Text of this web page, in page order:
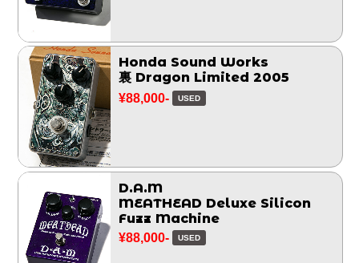
Honda Sound Works
裏 Dragon Limited 2005
¥88,000- USED
D.A.M
MEATHEAD Deluxe Silicon
Fuzz Machine
¥88,000- USED